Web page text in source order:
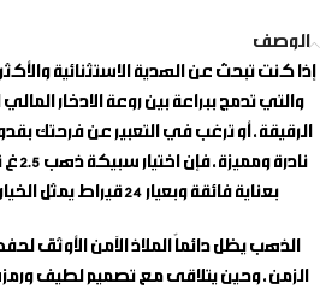
الوصف
إذا كنت تبحث عن الهدية الاستثنائية والأكثر
والتي تدمج ببراعة بين روعة الادخار
الرقيقة، أو ترغب في التعبير عن فرحتك
نادرة ومميزة، فإن اختيارسبيكة ذهب 2.5 غ تصميم لهاية طفل
بعناية فائقة وبعيار 24 قيراط يمثل الخيار الأمثل والأرقى لك اليوم.
الذهب يظل دائماً الملاذ الآمن الأوثق
الزمن، وحين يتلاقى مع تصميم لطيف